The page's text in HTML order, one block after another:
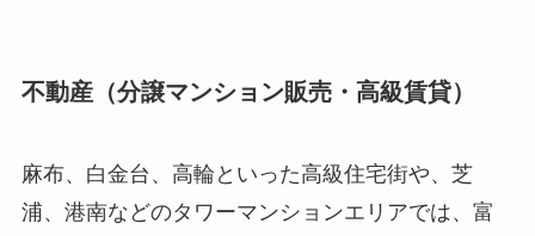
不動産（分譲マンション販売・高級賃貸）
麻布、白金台、高輪といった高級住宅街や、芝
浦、港南などのタワーマンションエリアでは、富